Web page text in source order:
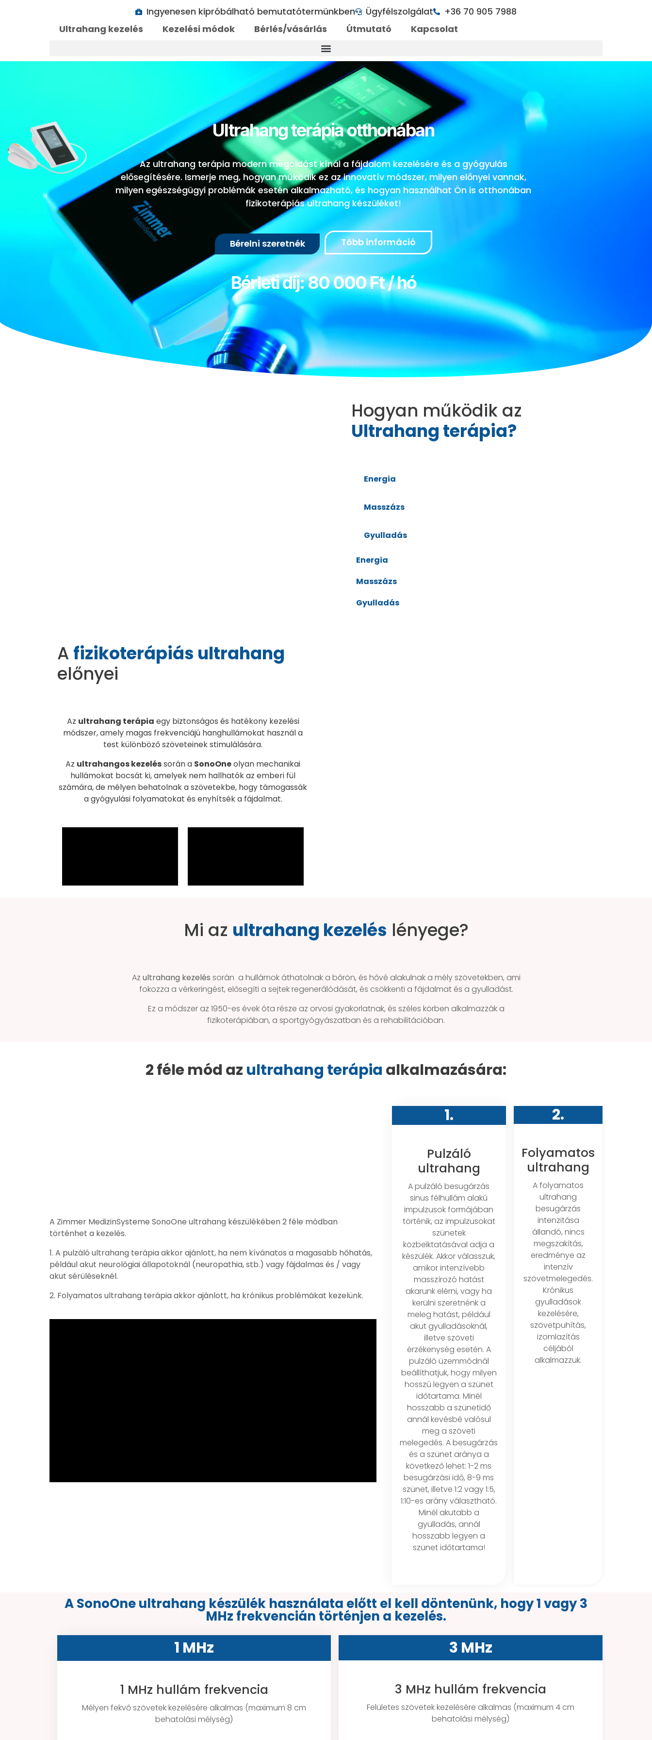
Ingyenesen kipróbálható bemutatótermünkben Ügyfélszolgálat
+36 70 905 7988
Ultrahang kezelés
Kezelési módok Bérlés/vásárlás Útmutató Kapcsolat
Ultrahang terápia otthonában
Az ultrahang terápia modern megoldást kínál a fájdalom kezelésére és a gyógyulás
elősegítésére. Ismerje meg, hogyan működik ez az innovatív módszer, milyen előnyei vannak,
milyen egészségügyi problémák esetén alkalmazható, és hogyan használhat Ön is otthonában
fizikoterápiás ultrahang készüléket!
Bérelni szeretnék Több információ
Bérleti díj: 80 000 Ft / hó
Hogyan működik az
Ultrahang terápia​?
Energia
Masszázs
Gyulladás
Energia
Masszázs
Gyulladás
A fizikoterápiás ultrahang
előnyei
Az ultrahang terápia egy biztonságos és hatékony kezelési
módszer, amely magas frekvenciájú hanghullámokat használ a
test különböző szöveteinek stimulálására.
Az ultrahangos kezeléssorán a SonoOneolyan mechanikai
hullámokat bocsát ki, amelyek nem hallhatók az emberi fül
számára, de mélyen behatolnak a szövetekbe, hogy támogassák
a gyógyulási folyamatokat és enyhítsék a fájdalmat.
Mi az ultrahang kezelés lényege?
Az ultrahang kezelés során a hullámok áthatolnak a bőrön, és hővé alakulnak a mély szövetekben, ami
fokozza a vérkeringést, elősegíti a sejtek regenerálódását, és csökkenti a fájdalmat és a gyulladást.
Ez a módszer az 1950-es évek óta része az orvosi gyakorlatnak, és széles körben alkalmazzák a
fizikoterápiában, a sportgyógyászatban és a rehabilitációban.
2 féle mód az ultrahang terápia​ alkalmazására:
A Zimmer MedizinSysteme SonoOne ultrahang készülékében 2 féle módban
történhet a kezelés.
1. A pulzáló ultrahang terápia akkor ajánlott, ha nem kívánatos a magasabb hőhatás,
például akut neurológiai állapotoknál (neuropathia, stb.) vagy fájdalmas és / vagy
akut sérüléseknél.
2. Folyamatos ultrahang terápia akkor ajánlott, ha krónikus problémákat kezelünk.
1.
Pulzáló
ultrahang
A pulzáló besugárzás
sinus félhullám alakú
impulzusok formájában
történik, az impulzusokat
szünetek
közbeiktatásával adja a
készülék. Akkor válasszuk,
amikor intenzívebb
masszírozó hatást
akarunk elérni, vagy ha
kerülni szeretnénk a
meleg hatást, például
akut gyulladásoknál,
illetve szöveti
érzékenység esetén. A
pulzáló üzemmódnál
beállíthatjuk, hogy milyen
hosszú legyen a szünet
időtartama. Minél
hosszabb a szünetidő
annál kevésbé valósul
meg a szöveti
melegedés. A besugárzás
és a szünet aránya a
következő lehet: 1-2 ms
besugárzási idő, 8-9 ms
szünet, illetve 1:2 vagy 1:5,
1:10-es arány választható.
Minél akutabb a
gyulladás, annál
hosszabb legyen a
szünet időtartama!
2.
Folyamatos
ultrahang
A folyamatos
ultrahang
besugárzás
intenzitása
állandó, nincs
megszakítás,
eredménye az
intenzív
szövetmelegedés.
Krónikus
gyulladások
kezelésére,
szövetpuhítás,
izomlazítás
céljából
alkalmazzuk.
A SonoOne ultrahang készülék használata előtt el kell döntenünk, hogy 1 vagy 3
MHz frekvencián történjen a kezelés.
1 MHz
1 MHz hullám frekvencia
Mélyen fekvő szövetek kezelésére alkalmas (maximum 8 cm
behatolási mélység)
3 MHz
3 MHz hullám frekvencia
Felületes szövetek kezelésére alkalmas (maximum 4 cm
behatolási mélység)